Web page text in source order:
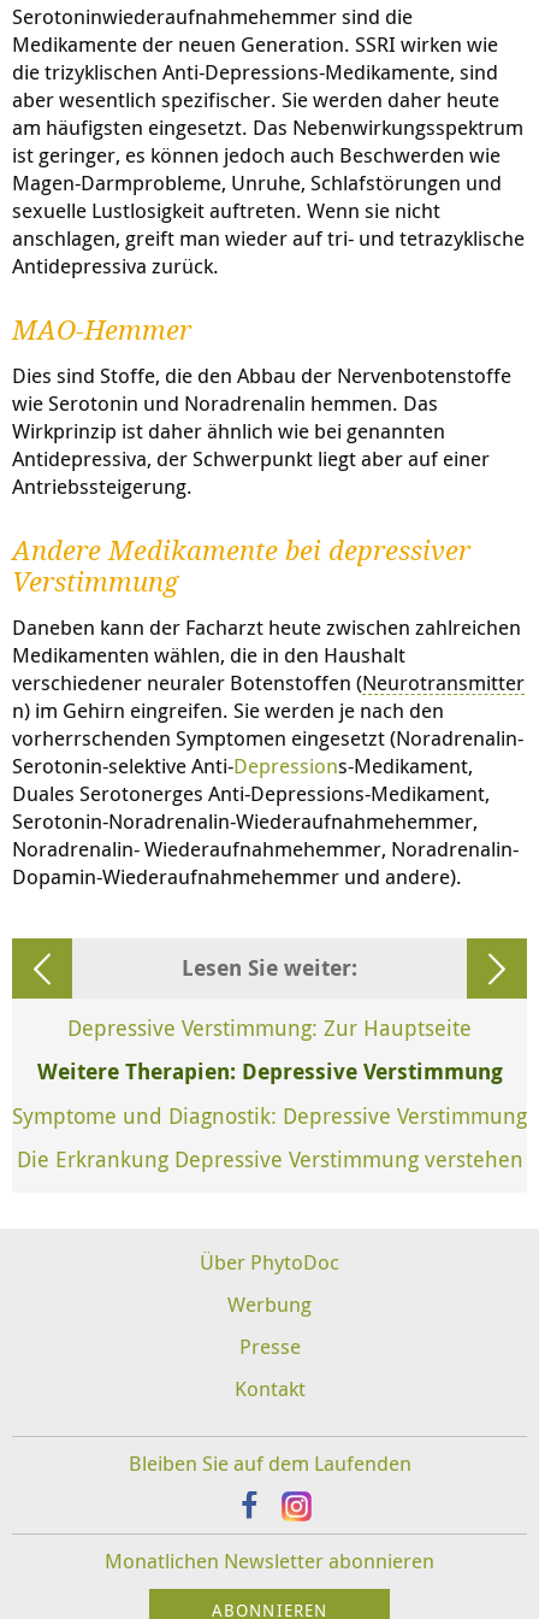
Serotoninwiederaufnahmehemmer sind die
Medikamente der neuen Generation. SSRI wirken wie
die trizyklischen Anti-Depressions-Medikamente, sind
aber wesentlich spezifischer. Sie werden daher heute
am häufigsten eingesetzt. Das Nebenwirkungsspektrum
ist geringer, es können jedoch auch Beschwerden wie
Magen-Darmprobleme, Unruhe, Schlafstörungen und
sexuelle Lustlosigkeit auftreten. Wenn sie nicht
anschlagen, greift man wieder auf tri- und tetrazyklische
Antidepressiva zurück.
MAO-Hemmer
Dies sind Stoffe, die den Abbau der Nervenbotenstoffe
wie Serotonin und Noradrenalin hemmen. Das
Wirkprinzip ist daher ähnlich wie bei genannten
Antidepressiva, der Schwerpunkt liegt aber auf einer
Antriebssteigerung.
Andere Medikamente bei depressiver
Verstimmung
Daneben kann der Facharzt heute zwischen zahlreichen
Medikamenten wählen, die in den Haushalt
verschiedener neuraler Botenstoffen (Neurotransmitter
n) im Gehirn eingreifen. Sie werden je nach den
vorherrschenden Symptomen eingesetzt (Noradrenalin-
Serotonin-selektive Anti-Depressions-Medikament,
Duales Serotonerges Anti-Depressions-Medikament,
Serotonin-Noradrenalin-Wiederaufnahmehemmer,
Noradrenalin- Wiederaufnahmehemmer, Noradrenalin-
Dopamin-Wiederaufnahmehemmer und andere).
Lesen Sie weiter:
Depressive Verstimmung: Zur Hauptseite
Weitere Therapien: Depressive Verstimmung
Symptome und Diagnostik: Depressive Verstimmung
Die Erkrankung Depressive Verstimmung verstehen
Über PhytoDoc
Werbung
Presse
Kontakt
Bleiben Sie auf dem Laufenden
Monatlichen Newsletter abonnieren